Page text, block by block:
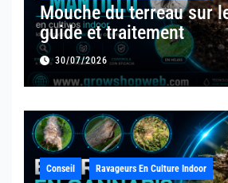
Mouche du terreau sur
guide et traitement
30/07/2026
Conseil Ravageurs En Culture Indoor